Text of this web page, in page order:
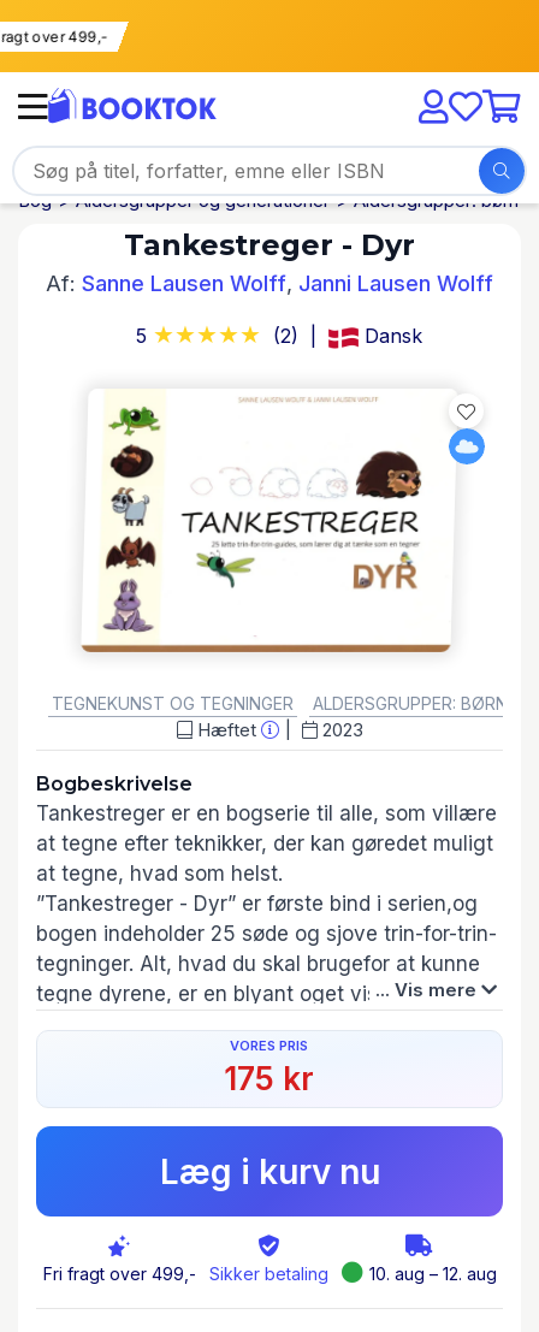
fragt over 499,-
Bog Aldersgrupper og generationer Aldersgrupper: børn
Tankestreger - Dyr
Af: Sanne Lausen Wolff, Janni Lausen Wolff
5 (2) Dansk
TEGNEKUNST OG TEGNINGER
ALDERSGRUPPER: BØRN
Hæftet 2023
Bogbeskrivelse
Tankestreger er en bogserie til alle, som villære
at tegne efter teknikker, der kan gøredet muligt
at tegne, hvad som helst.
”Tankestreger - Dyr” er første bind i serien,og
bogen indeholder 25 søde og sjove trin-for-trin-
tegninger. Alt, hvad du skal brugefor at kunne
tegne dyrene, er en blyant oget viskelæder,
men bogen giver også tipstil, hvordan du
farvelægger og tilføjer enkleangivelser af lys og
Med serien ’Tankestreger’ tør vi
næstengarantere, at du kan tegne. Du vil få
succesfra første tegning, og for hver tegning
vilteknikkerne blive lettere at anvende, og duvil
blive en bedre tegner.
... Vis mere
VORES PRIS
175 kr
Læg i kurv nu
Fri fragt over 499,- Sikker betaling 10. aug – 12. aug